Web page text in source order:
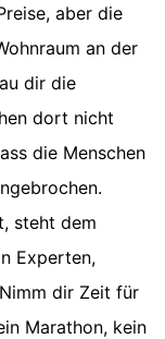
aber die
an der
dir die
dort nicht
die Menschen
steht dem
Experten,
dir Zeit für
Marathon, kein